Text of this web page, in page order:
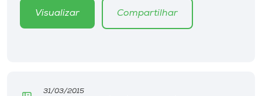
Visualizar Compartilhar
31/03/2015